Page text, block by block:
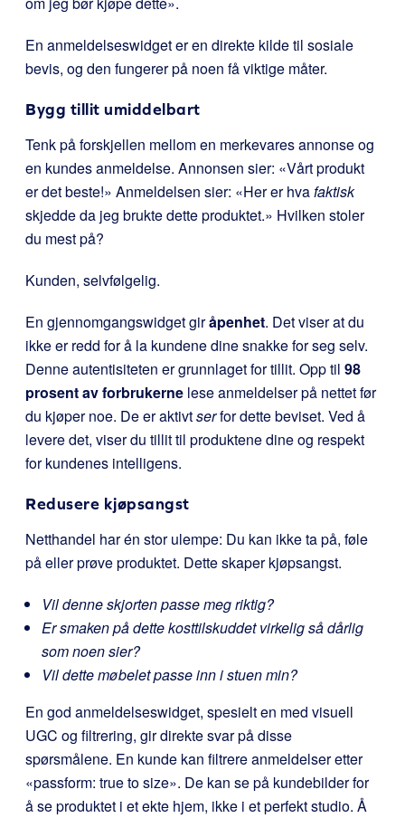
En anmeldelseswidget er en direkte kilde til sosiale
bevis, og den fungerer på noen få viktige måter.
Bygg tillit umiddelbart
Tenk på forskjellen mellom en merkevares annonse og
en kundes anmeldelse. Annonsen sier: «Vårt produkt
er det beste!» Anmeldelsen sier: «Her er hvafaktisk
skjedde da jeg brukte dette produktet.» Hvilken stoler
du mest på?
Kunden, selvfølgelig.
En gjennomgangswidget giråpenhet. Det viser at du
ikke er redd for å la kundene dine snakke for seg selv.
Denne autentisiteten er grunnlaget for tillit. Opp til 98
prosent av forbrukerne lese anmeldelser på nettet før
du kjøper noe. De er aktivtserfor dette beviset. Ved å
levere det, viser du tillit til produktene dine og respekt
for kundenes intelligens.
Redusere kjøpsangst
Netthandel har én stor ulempe: Du kan ikke ta på, føle
på eller prøve produktet. Dette skaper kjøpsangst.
Vil denne skjorten passe meg riktig?
Er smaken på dette kosttilskuddet virkelig så dårlig
som noen sier?
Vil dette møbelet passe inn i stuen min?
En god anmeldelseswidget, spesielt en med visuell
UGC og filtrering, gir direkte svar på disse
spørsmålene. En kunde kan filtrere anmeldelser etter
«passform: true to size». De kan se på kundebilder for
å se produktet i et ekte hjem, ikke i et perfekt studio. Å